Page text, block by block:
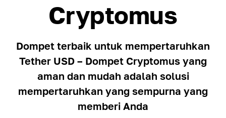
Cryptomus
Dompet terbaik untuk mempertaruhkan
Tether USD – Dompet Cryptomus yang
aman dan mudah adalah solusi
mempertaruhkan yang sempurna yang
memberi Anda